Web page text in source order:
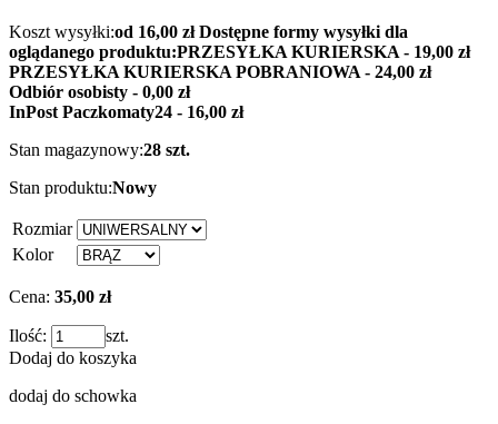
Koszt wysyłki:od 16,00 złDostępne formy wysyłki dla
oglądanego produktu:PRZESYŁKA KURIERSKA - 19,00 zł
PRZESYŁKA KURIERSKA POBRANIOWA - 24,00 zł
Odbiór osobisty - 0,00 zł
InPost Paczkomaty24 - 16,00 zł
Stan magazynowy:28 szt.
Stan produktu:Nowy
Rozmiar
Kolor
Cena: 35,00 zł
Ilość:
szt.
Dodaj do koszyka
dodaj do schowka